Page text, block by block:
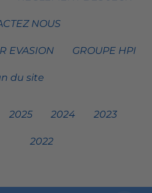
NOUS
EVASION GROUPE HPI
du site
2025 2024 2023
2022